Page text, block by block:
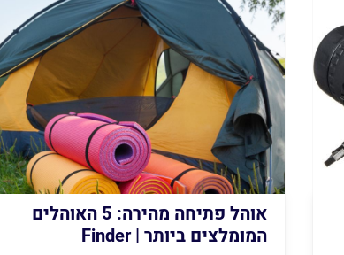
אוהל פתיחה מהירה: 5 האוהלים
המומלצים ביותר | Finder